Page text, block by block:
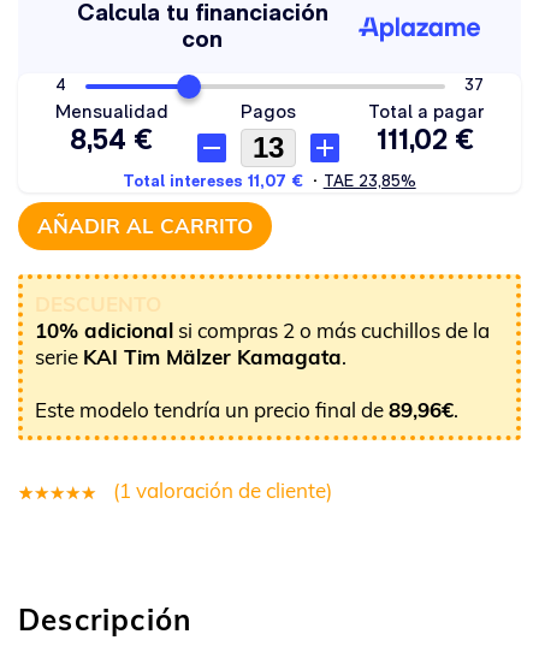
AÑADIR AL CARRITO
DESCUENTO
10% adicional si compras 2 o más cuchillos de la
serie KAI Tim Mälzer Kamagata.
Este modelo tendría un precio final de89,96€.
en
(1 valoración de cliente)
Descripción